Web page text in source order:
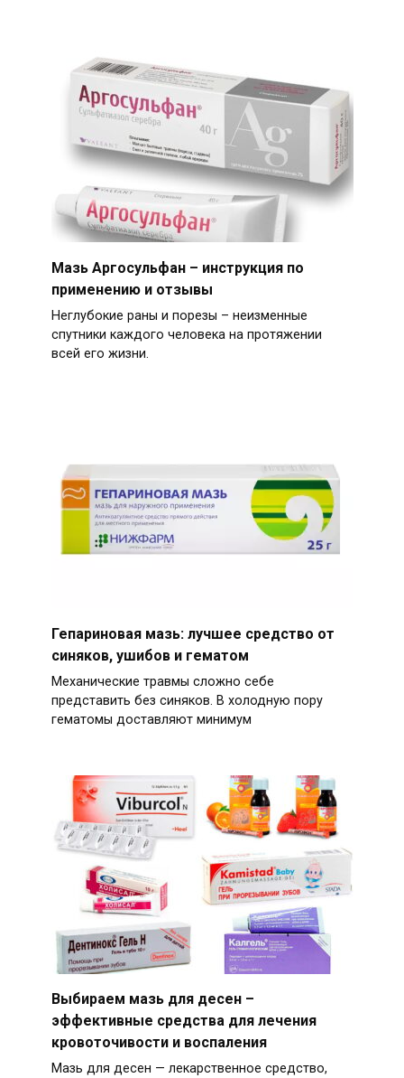
Мазь Аргосульфан – инструкция по
применению и отзывы
Неглубокие раны и порезы – неизменные
спутники каждого человека на протяжении
всей его жизни.
Гепариновая мазь: лучшее средство от
синяков, ушибов и гематом
Механические травмы сложно себе
представить без синяков. В холодную пору
гематомы доставляют минимум
Выбираем мазь для десен –
эффективные средства для лечения
кровоточивости и воспаления
Мазь для десен — лекарственное средство,